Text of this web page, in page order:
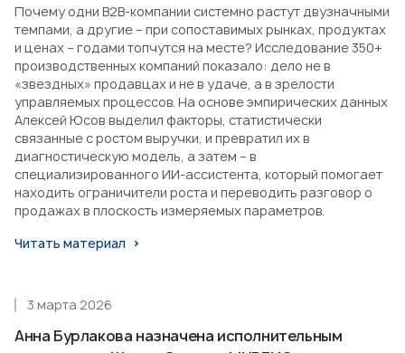
Почему одни B2B-компании системно растут двузначными
темпами, а другие – при сопоставимых рынках, продуктах
и ценах – годами топчутся на месте? Исследование 350+
производственных компаний показало: дело не в
«звездных» продавцах и не в удаче, а в зрелости
управляемых процессов. На основе эмпирических данных
Алексей Юсов выделил факторы, статистически
связанные с ростом выручки, и превратил их в
диагностическую модель, а затем – в
специализированного ИИ-ассистента, который помогает
находить ограничители роста и переводить разговор о
продажах в плоскость измеряемых параметров.
Читать материал
Анна Бурлакова назначена исполнительным
3 марта 2026